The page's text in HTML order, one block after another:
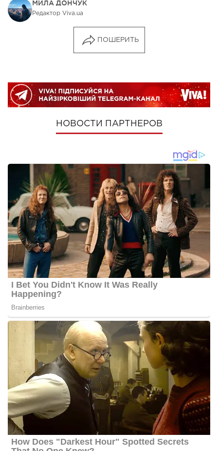
МИЛА ДОНЧУК
Редактор Viva.ua
ПОШЕРИТЬ
НОВОСТИ ПАРТНЕРОВ